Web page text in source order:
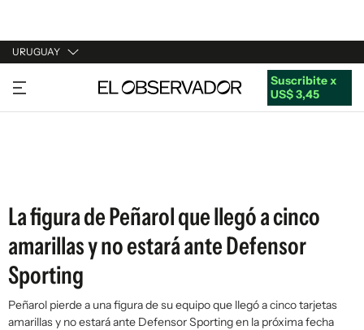
URUGUAY
URUGUAY
ARGENTINA
Suscribite x
US$ 3,45
La figura de Peñarol que llegó a cinco
amarillas y no estará ante Defensor
Sporting
Peñarol pierde a una figura de su equipo que llegó a cinco tarjetas
amarillas y no estará ante Defensor Sporting en la próxima fecha